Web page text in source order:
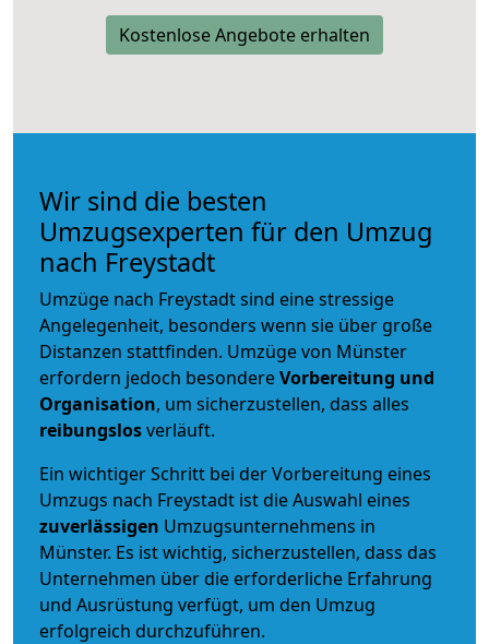
Kostenlose Angebote erhalten
Wir sind die besten
Umzugsexperten für den Umzug
nach Freystadt
Umzüge nach Freystadt sind eine stressige
Angelegenheit, besonders wenn sie über große
Distanzen stattfinden. Umzüge von Münster
erfordern jedoch besondereVorbereitung und
Organisation, um sicherzustellen, dass alles
reibungslosverläuft.
Ein wichtiger Schritt bei der Vorbereitung eines
Umzugs nach Freystadt ist die Auswahl eines
zuverlässigen Umzugsunternehmens in
Münster. Es ist wichtig, sicherzustellen, dass das
Unternehmen über die erforderliche Erfahrung
und Ausrüstung verfügt, um den Umzug
erfolgreich durchzuführen.